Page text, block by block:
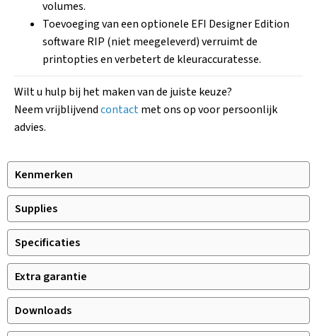
Kenmerken
Supplies
Specificaties
Extra garantie
Downloads
volumes.
Toevoeging van een optionele EFI Designer Edition
software RIP (niet meegeleverd) verruimt de
printopties en verbetert de kleuraccuratesse.
Wilt u hulp bij het maken van de juiste keuze?
Neem vrijblijvendcontactmet ons op voor persoonlijk
advies.